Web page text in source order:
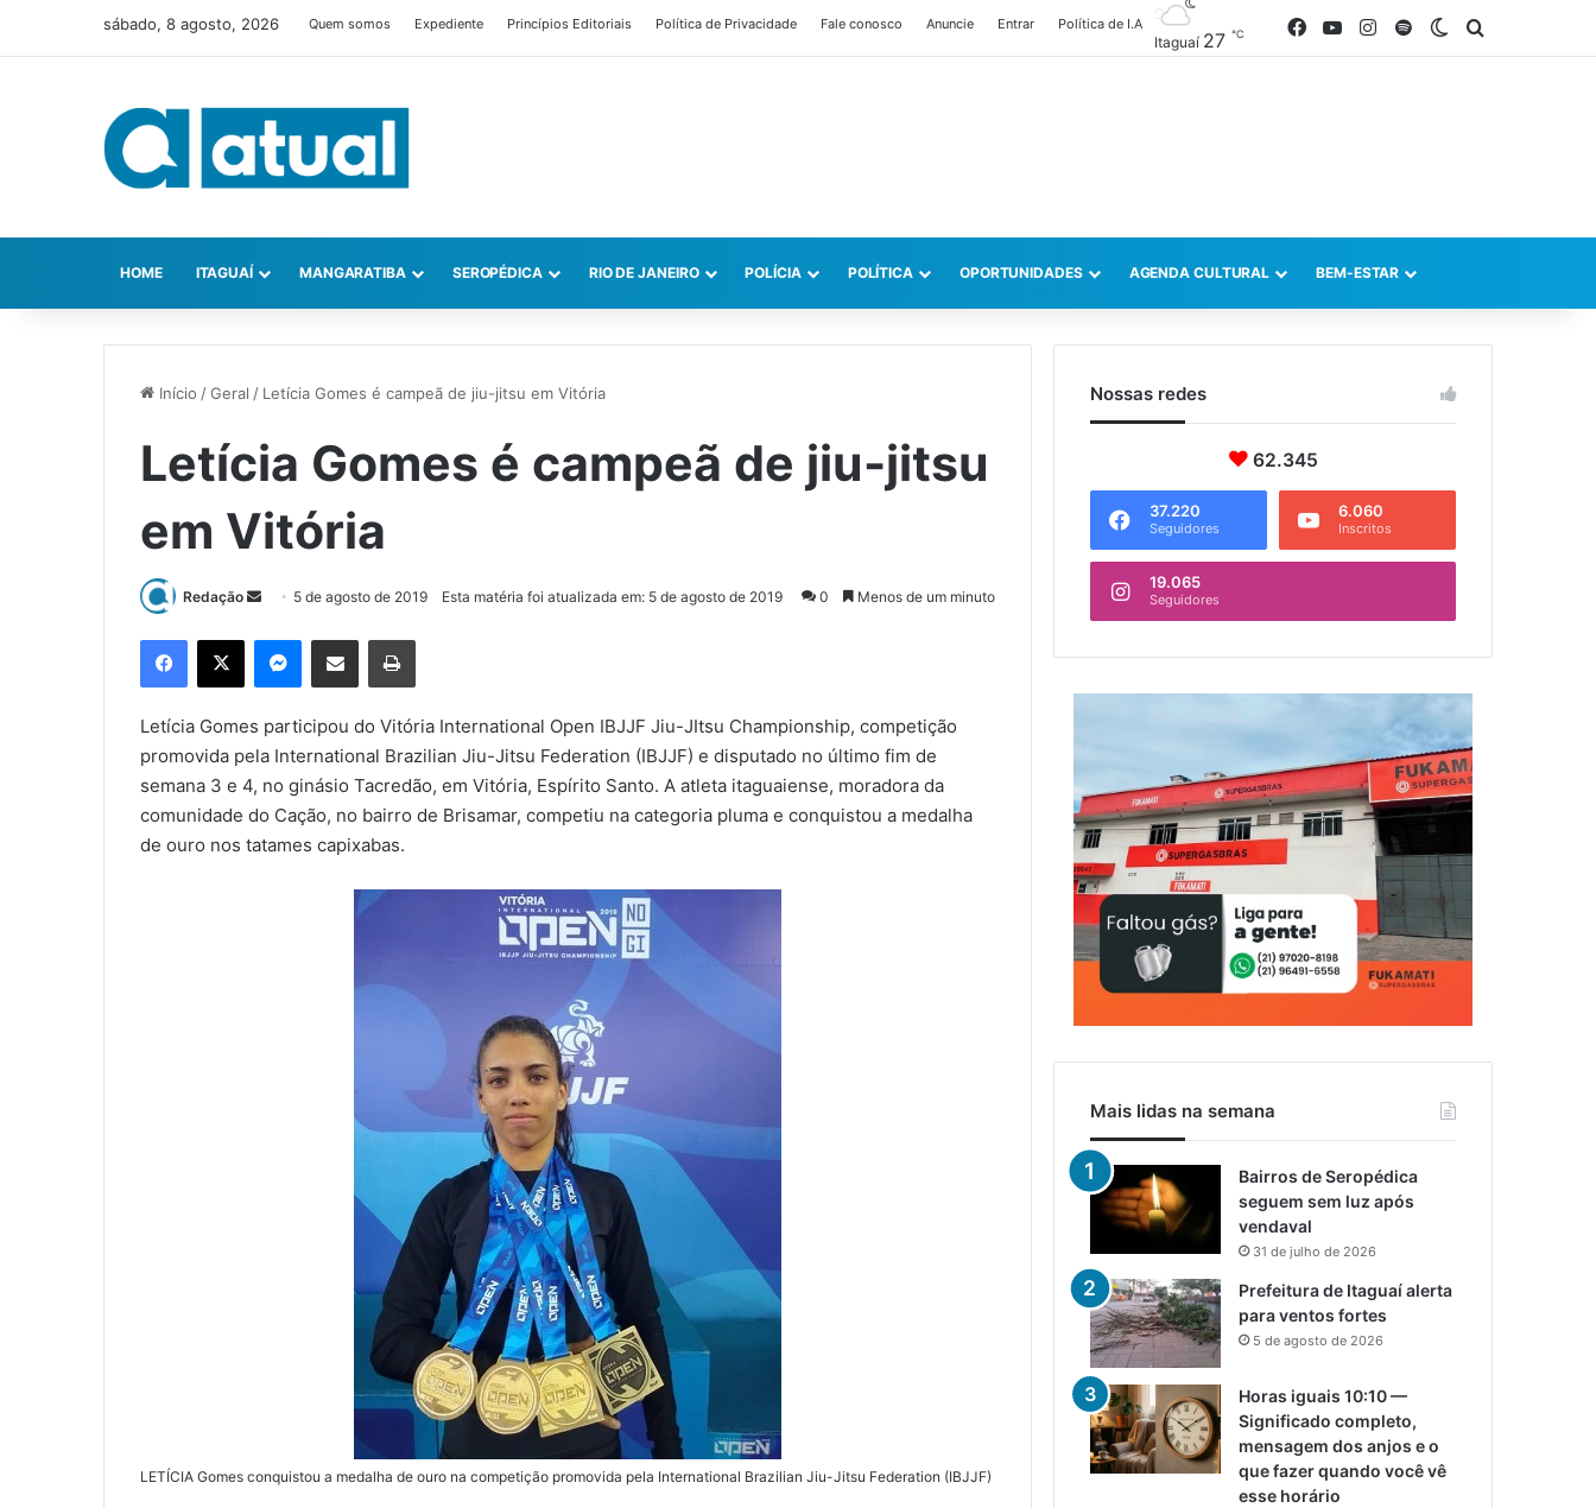
sábado, 8 agosto, 2026 Quem somos Expediente Princípios Editoriais Política de Privacidade Fale conosco Anuncie Entrar Política de I.A
Itaguaí 27 ℃ FacebookYouTubeInstagram
SpotifySwitch skin
HOME ITAGUAÍ MANGARATIBA SEROPÉDICA RIO DE JANEIRO POLÍCIA POLÍTICA OPORTUNIDADES AGENDA CULTURAL BEM-ESTAR
Início /Geral / Letícia Gomes é campeã de jiu-jitsu em Vitória
Letícia Gomes é campeã de jiu-jitsu
em Vitória
Redação
u
m
e
-
m
5 de agosto de 2019 Esta matéria foi atualizada em: 5 de agosto de 2019 0 Menos de um minuto
Letícia Gomes participou do Vitória International Open IBJJF Jiu-JItsu Championship, competição
promovida pela International Brazilian Jiu-Jitsu Federation (IBJJF) e disputado no último fim de
semana 3 e 4, no ginásio Tacredão, em Vitória, Espírito Santo. A atleta itaguaiense, moradora da
comunidade do Cação, no bairro de Brisamar, competiu na categoria pluma e conquistou a medalha
de ouro nos tatames capixabas.
LETÍCIA Gomes conquistou a medalha de ouro na competição promovida pela International Brazilian Jiu-Jitsu Federation (IBJJF)
Nossas redes
62.345
37.220
Seguidores
6.060
Inscritos
19.065
Seguidores
Mais lidas na semana
Bairros de Seropédica
seguem sem luz após
vendaval
31 de julho de 2026
Prefeitura de Itaguaí alerta
para ventos fortes
5 de agosto de 2026
Horas iguais 10:10 —
Significado completo,
mensagem dos anjos e o
que fazer quando você vê
esse horário